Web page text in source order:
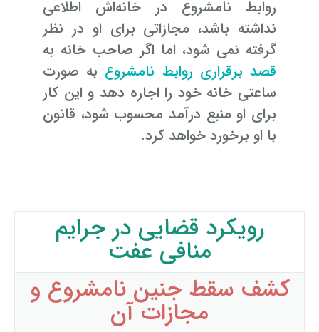
روابط نامشروع در خانه‌اش اطلاعی
نداشته باشد، مجازاتی برای او در نظر
گرفته نمی‌ شود، اما اگر صاحب خانه به
قصد برقراری روابط نامشروع به صورت
ساعتی خانه خود را اجاره دهد و این کار
برای او منبع درآمد محسوب شود، قانون
با او برخورد خواهد کرد.
رویکرد قضایی در جرایم
منافی عفت
کشف سقط جنین نامشروع و
مجازات آن